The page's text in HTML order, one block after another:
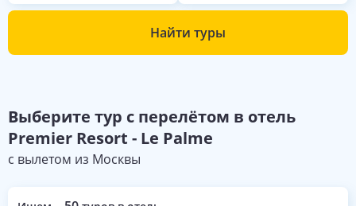
Найти туры
Выберите тур с перелётом в отель
Premier Resort - Le Palme
с вылетом из Москвы